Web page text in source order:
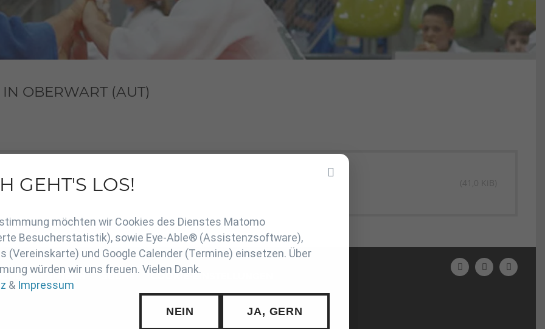
OBERWART (AUT)
(41,0 KiB)
INTERN SUCHE COOKIE-EINSTELLUNGEN
GEHT'S LOS!
möchten wir Cookies des Dienstes Matomo
Besucherstatistik), sowie Eye-Able® (Assistenzsoftware),
(Vereinskarte) und Google Calender (Termine) einsetzen. Über
würden wir uns freuen. Vielen Dank.
& Impressum
NEIN JA, GERN